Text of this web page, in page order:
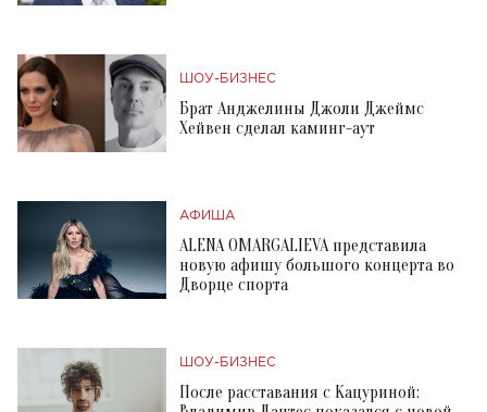
ШОУ-БИЗНЕС
Брат Анджелины Джоли Джеймс
Хейвен сделал каминг-аут
АФИША
ALENA OMARGALIEVA представила
новую афишу большого концерта во
Дворце спорта
ШОУ-БИЗНЕС
После расставания с Кацуриной: